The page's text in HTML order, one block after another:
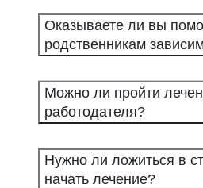
Оказываете ли вы
родственникам
Можно ли пройти
работодателя?
Нужно ли ложиться в
начать лечение?